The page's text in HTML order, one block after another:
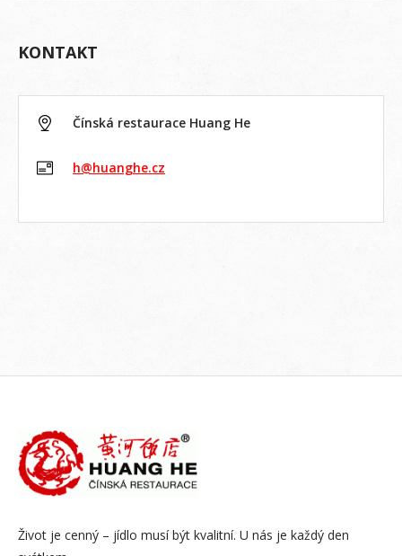
KONTAKT
Čínská restaurace Huang He
h@huanghe.cz
Život je cenný – jídlo musí být kvalitní. U nás je každý den